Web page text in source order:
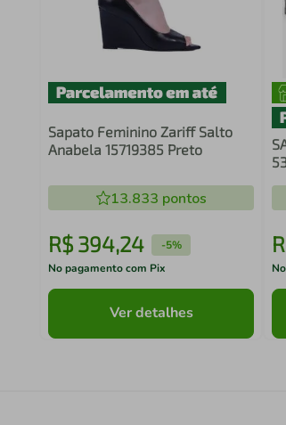
Sapato Feminino Zariff Salto
Anabela 15719385 Preto
13.833 pontos
R$ 394,24 -5%
No pagamento com Pix
Ver detalhes